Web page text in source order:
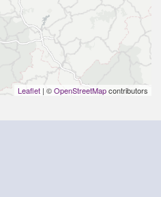
Leaflet | ©OpenStreetMapcontributors